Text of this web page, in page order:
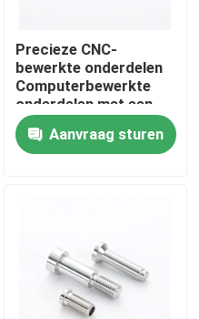
Precieze CNC-
bewerkte onderdelen
Computerbewerkte
onderdelen met een
tolerantie van ±0,01
mm Aanvraag sturen